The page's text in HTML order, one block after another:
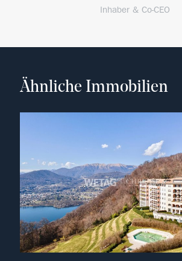
Inhaber & Co-CEO
Ähnliche Immobilien